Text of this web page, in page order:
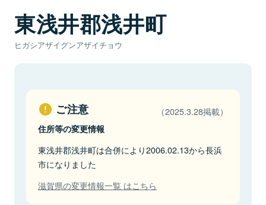
東浅井郡浅井町
ヒガシアザイグンアザイチョウ
ご注意 （2025.3.28掲載）
住所等の変更情報
東浅井郡浅井町は合併により2006.02.13から長浜
市になりました
滋賀県の変更情報一覧 はこちら